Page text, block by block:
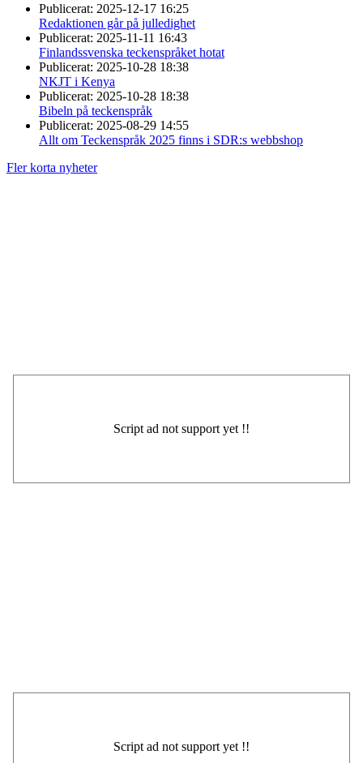
Publicerat: 2025-12-17 16:25
Redaktionen går på julledighet
Publicerat: 2025-11-11 16:43
Finlandssvenska teckenspråket hotat
Publicerat: 2025-10-28 18:38
NKJT i Kenya
Publicerat: 2025-10-28 18:38
Bibeln på teckenspråk
Publicerat: 2025-08-29 14:55
Allt om Teckenspråk 2025 finns i SDR:s webbshop
Fler korta nyheter